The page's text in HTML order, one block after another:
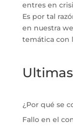
entres en
Es por tal
en nuestra
temática con
¿Por qué se
Fallo en el